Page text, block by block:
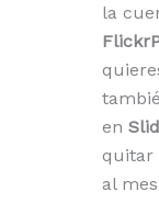
la
en
quitar
al